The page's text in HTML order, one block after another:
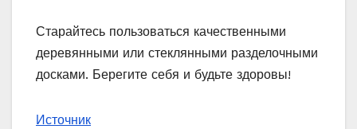
Старайтесь пользоваться качественными
деревянными или стеклянными разделочными
досками. Берегите себя и будьте здоровы!
Источник